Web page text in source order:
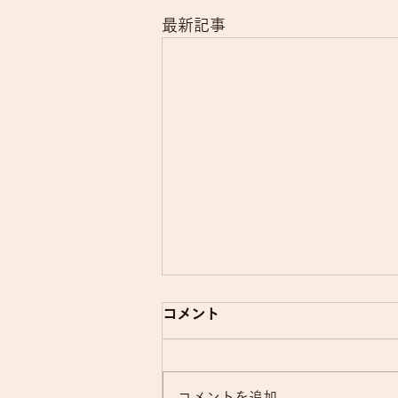
最新記事
電子的診療情報連携体制整備
加算について
コメント